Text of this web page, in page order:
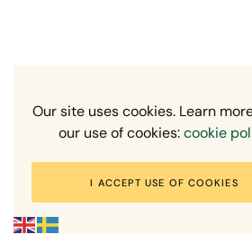
Fotograf Mikael Svensson |
Mölndal | +46-70-
HEM OM MIG RECENSION
Our site uses cookies. Learn
our use of cookies:cookie
I ACCEPT USE OF COOKIES